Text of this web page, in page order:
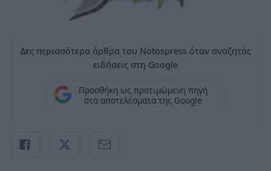
Δες περισσότερα άρθρα του Notospress όταν αναζητάς
ειδήσεις στη Google
Προσθήκη ως προτιμώμενη πηγή
στα αποτελέσματα της Google